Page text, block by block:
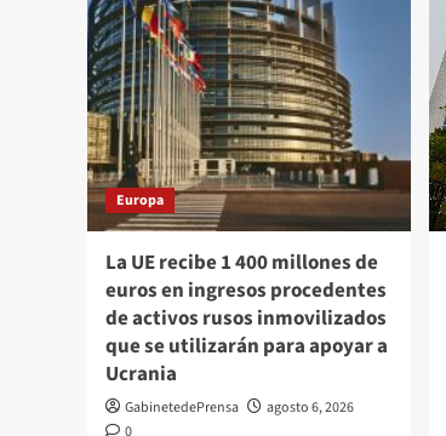
Europa
La UE recibe 1 400 millones de
euros en ingresos procedentes
de activos rusos inmovilizados
que se utilizarán para apoyar a
Ucrania
GabinetedePrensa
agosto 6, 2026